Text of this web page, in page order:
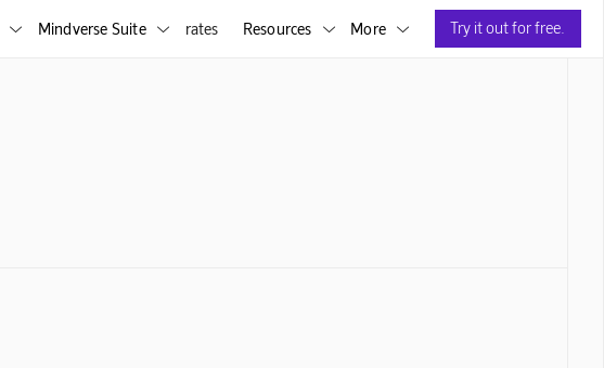
 Mindverse Suite  rates Resources  More  Try it out for free.